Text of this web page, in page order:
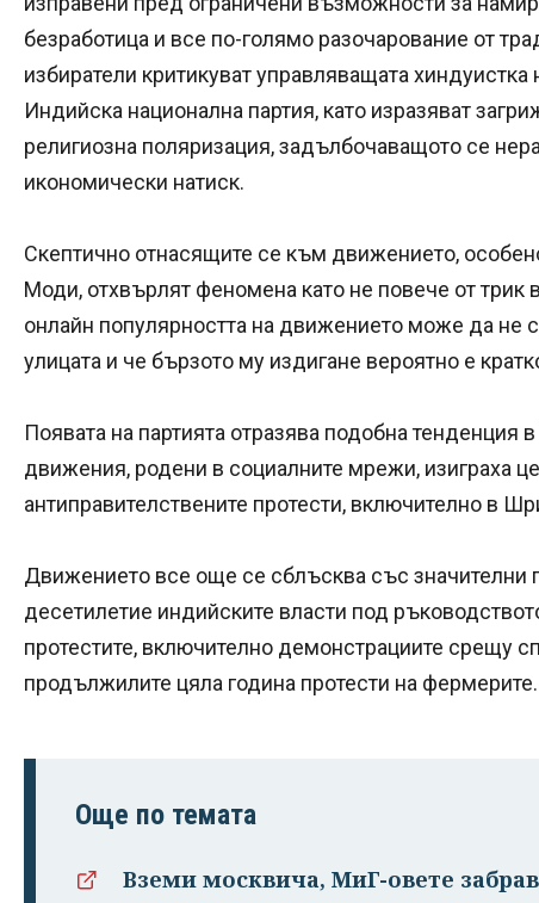
безработица и все по-голямо разочарование от
избиратели критикуват управляващата
Индийска национална партия, като изразяват
религиозна поляризация, задълбочаващото се
икономически натиск.
Скептично отнасящите се към движението,
Моди, отхвърлят феномена като не повече от трик
онлайн популярността на движението може да не
улицата и че бързото му издигане вероятно е
Появата на партията отразява подобна
движения, родени в социалните мрежи, изиграха
антиправителствените протести, включително в
Движението все още се сблъсква със значителни
десетилетие индийските власти под
протестите, включително демонстрациите срещу
продължилите цяла година протести на фермерите.
Още по темата
Вземи москвича, МиГ-овете